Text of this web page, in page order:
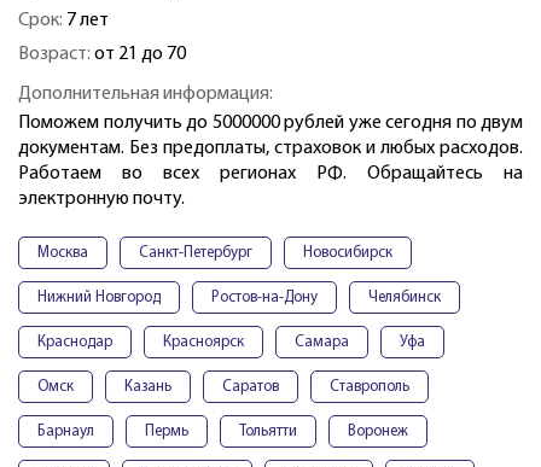
Срок: 7 лет
Возраст: от 21 до 70
Дополнительная информация:
Поможем получить до 5000000 рублей уже сегодня по двум
документам. Без предоплаты, страховок и любых расходов.
Работаем во всех регионах РФ. Обращайтесь на
электронную почту.
Москва Санкт-Петербург Новосибирск
Нижний Новгород Ростов-на-Дону Челябинск
Краснодар Красноярск Самара Уфа
Омск Казань Саратов Ставрополь
Барнаул Пермь Тольятти Воронеж